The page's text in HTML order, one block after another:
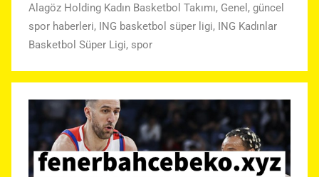
Alagöz Holding Kadın Basketbol Takımı, Genel , güncel
spor haberleri, ING basketbol süper ligi, ING Kadınlar
Basketbol Süper Ligi, spor